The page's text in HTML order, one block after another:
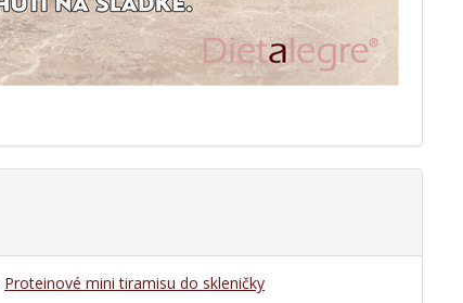
Proteinové mini tiramisu do skleničky